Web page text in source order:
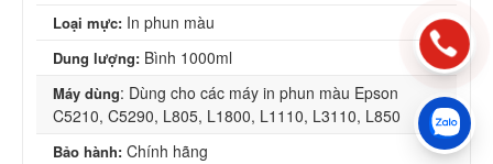
Loại mực: In phun màu
Dung lượng: Bình 1000ml
Máy dùng: Dùng cho các máy in phun màu Epson
C5210, C5290, L805, L1800, L1110, L3110, L850
Bảo hành: Chính hãng